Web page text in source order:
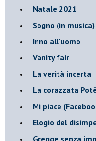
Natale 2021
Sogno (in musica)
Inno all'uomo
Vanity fair
La verità incerta
La corazzata
Mi piace
Elogio del
Gregge senza